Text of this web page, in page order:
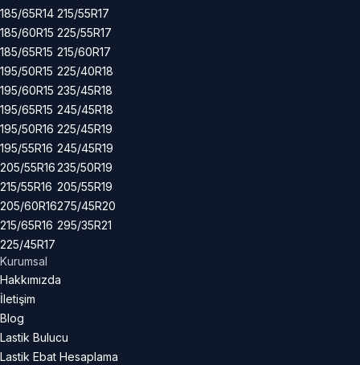
185/65R14
185/60R15
185/65R15
195/50R15
195/60R15
195/65R15
195/50R16
195/55R16
205/55R16
215/55R16
205/60R16
215/65R16
225/45R17
215/55R17
225/55R17
215/60R17
225/40R18
235/45R18
245/45R18
225/45R19
245/45R19
235/50R19
205/55R19
275/45R20
295/35R21
Kurumsal
Hakkımızda
İletişim
Blog
Lastik Bulucu
Lastik Ebat Hesaplama